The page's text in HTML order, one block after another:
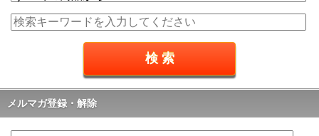
メルマガ登録・解除